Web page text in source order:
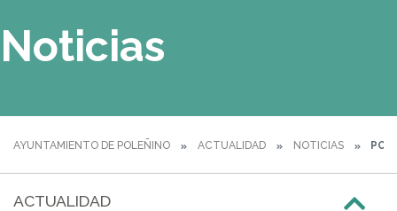
Noticias
AYUNTAMIENTO DE POLEÑINO ACTUALIDAD NOTICIAS
ACTUALIDAD